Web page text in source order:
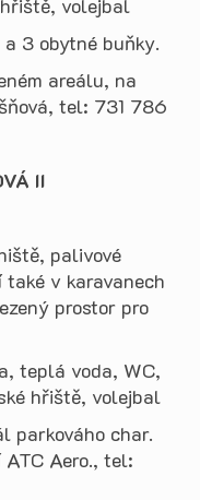
volejbal
3 obytné buňky.
areálu, na
tel: 731 786
II
palivové
také v karavanech
prostor pro
teplá voda, WC,
hřiště, volejbal
parkováho char.
Aero., tel: